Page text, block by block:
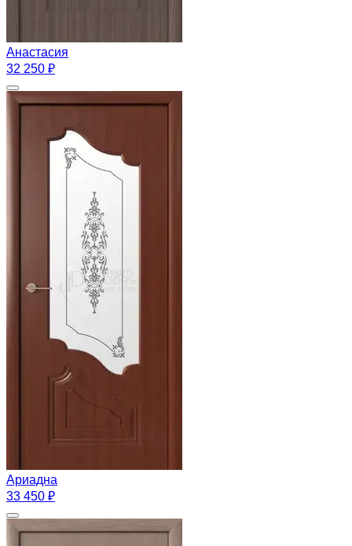
Анастасия
32 250 ₽
Ариадна
33 450 ₽